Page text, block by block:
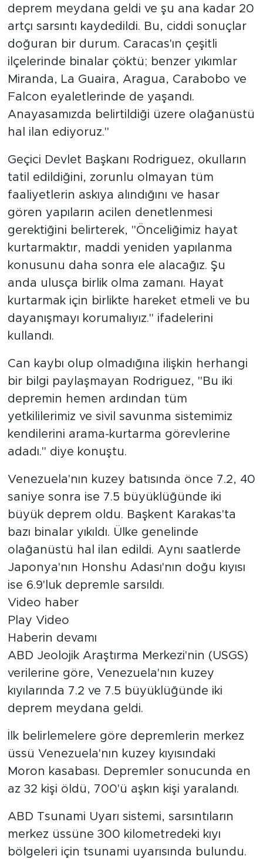
deprem meydana geldi ve şu ana kadar 20
artçı sarsıntı kaydedildi. Bu, ciddi sonuçlar
doğuran bir durum. Caracas'ın çeşitli
ilçelerinde binalar çöktü; benzer yıkımlar
Miranda, La Guaira, Aragua, Carabobo ve
Falcon eyaletlerinde de yaşandı.
Anayasamızda belirtildiği üzere olağanüstü
hal ilan ediyoruz."
Geçici Devlet Başkanı Rodriguez, okulların
tatil edildiğini, zorunlu olmayan tüm
faaliyetlerin askıya alındığını ve hasar
gören yapıların acilen denetlenmesi
gerektiğini belirterek, "Önceliğimiz hayat
kurtarmaktır, maddi yeniden yapılanma
konusunu daha sonra ele alacağız. Şu
anda ulusça birlik olma zamanı. Hayat
kurtarmak için birlikte hareket etmeli ve bu
dayanışmayı korumalıyız." ifadelerini
kullandı.
Can kaybı olup olmadığına ilişkin herhangi
bir bilgi paylaşmayan Rodriguez, "Bu iki
depremin hemen ardından tüm
yetkililerimiz ve sivil savunma sistemimiz
kendilerini arama-kurtarma görevlerine
adadı." diye konuştu.
Venezuela'nın kuzey batısında önce 7.2, 40
saniye sonra ise 7.5 büyüklüğünde iki
büyük deprem oldu. Başkent Karakas'ta
bazı binalar yıkıldı. Ülke genelinde
olağanüstü hal ilan edildi. Aynı saatlerde
Japonya'nın Honshu Adası'nın doğu kıyısı
ise 6.9'luk depremle sarsıldı.
Video haber
Play Video
Haberin devamı
ABD Jeolojik Araştırma Merkezi'nin (USGS)
verilerine göre, Venezuela'nın kuzey
kıyılarında 7.2 ve 7.5 büyüklüğünde iki
deprem meydana geldi.
İlk belirlemelere göre depremlerin merkez
üssü Venezuela'nın kuzey kıyısındaki
Moron kasabası. Depremler sonucunda en
az 32 kişi öldü, 700'ü aşkın kişi yaralandı.
ABD Tsunami Uyarı sistemi, sarsıntıların
merkez üssüne 300 kilometredeki kıyı
bölgeleri için tsunami uyarısında bulundu.